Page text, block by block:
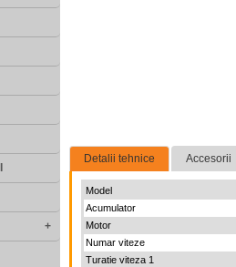
+
Detalii tehnice Accesorii
Model
Acumulator
Motor
Numar viteze
Turatie viteza 1